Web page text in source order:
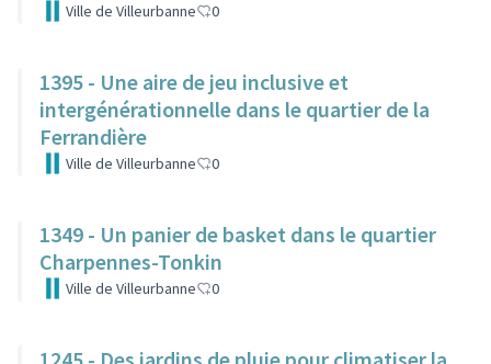
Ville de Villeurbanne 0
1395 - Une aire de jeu inclusive et
intergénérationnelle dans le quartier de la
Ferrandière
Ville de Villeurbanne 0
1349 - Un panier de basket dans le quartier
Charpennes-Tonkin
Ville de Villeurbanne 0